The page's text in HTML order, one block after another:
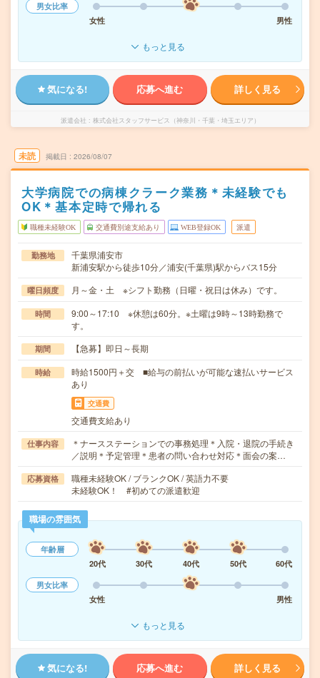
男女比率
女性
男性
もっと見る
気になる! 応募へ進む 詳しく見る
派遣会社 株式会社スタッフサービス（神奈川・千葉・埼玉エリア）
未読 掲載日 2026/08/07
大学病院での病棟クラーク業務＊未経験でも
OK＊基本定時で帰れる
職種未経験OK 交通費別途支給あり WEB登録OK 派遣
勤務地
千葉県浦安市
新浦安駅から徒歩10分／浦安(千葉県)駅からバス15分
曜日頻度 月～金・土 ※シフト勤務（日曜・祝日は休み）です。
時間
9:00～17:10 ※休憩は60分。※土曜は9時～13時勤務で
す。
期間 【急募】即日～長期
時給
時給1500円＋交 ■給与の前払いが可能な速払いサービス
あり
交通費
交通費支給あり
仕事内容
＊ナースステーションでの事務処理＊入院・退院の手続き
／説明＊予定管理＊患者の問い合わせ対応＊面会の案…
応募資格
職種未経験OK / ブランクOK / 英語力不要
未経験OK！ #初めての派遣歓迎
職場の雰囲気
年齢層
20代
30代 40代 50代
60代
男女比率
女性
男性
もっと見る
気になる! 応募へ進む 詳しく見る